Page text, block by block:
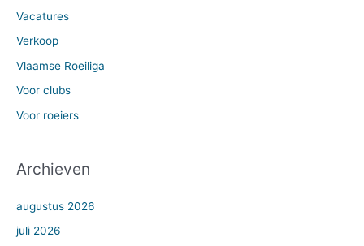
Vacatures
Verkoop
Vlaamse Roeiliga
Voor clubs
Voor roeiers
Archieven
augustus 2026
juli 2026